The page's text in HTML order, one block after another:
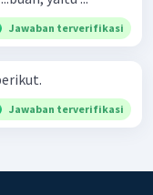
Jawaban terverifikasi
Jawaban terverifikasi